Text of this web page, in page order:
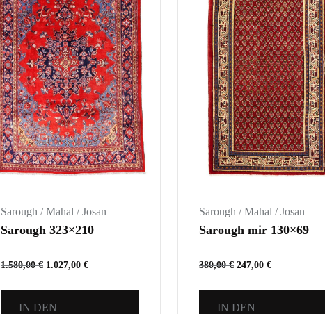
Sarough / Mahal / Josan
Sarough 323×210
1.580,00€ 1.027,00 €
IN DEN
Sarough / Mahal / Josan
Sarough mir 130×69
380,00€ 247,00 €
IN DEN